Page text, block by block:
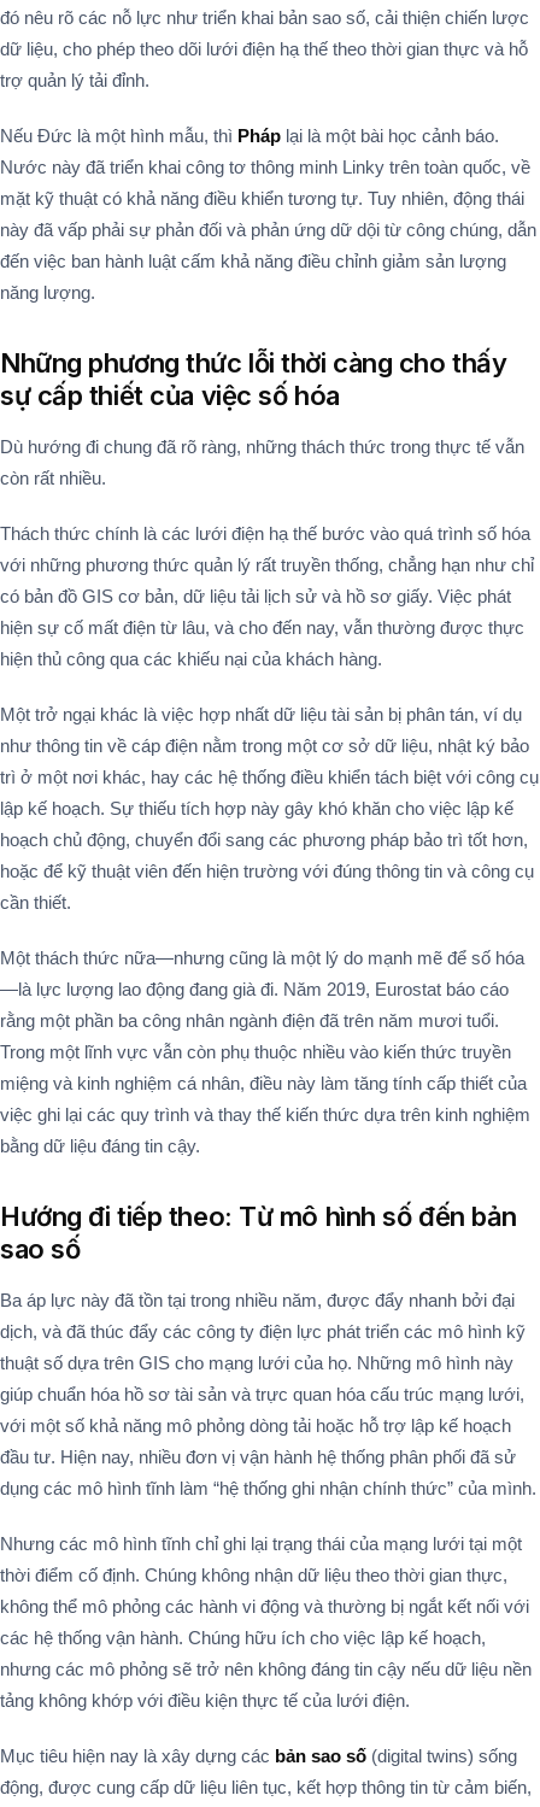
đó nêu rõ các nỗ lực như triển khai bản sao số, cải thiện chiến lược
dữ liệu, cho phép theo dõi lưới điện hạ thế theo thời gian thực và hỗ
trợ quản lý tải đỉnh.
Nếu Đức là một hình mẫu, thì Pháp lại là một bài học cảnh báo.
Nước này đã triển khai công tơ thông minh Linky trên toàn quốc, về
mặt kỹ thuật có khả năng điều khiển tương tự. Tuy nhiên, động thái
này đã vấp phải sự phản đối và phản ứng dữ dội từ công chúng, dẫn
đến việc ban hành luật cấm khả năng điều chỉnh giảm sản lượng
năng lượng.
Những phương thức lỗi thời càng cho thấy
sự cấp thiết của việc số hóa
Dù hướng đi chung đã rõ ràng, những thách thức trong thực tế vẫn
còn rất nhiều.
Thách thức chính là các lưới điện hạ thế bước vào quá trình số hóa
với những phương thức quản lý rất truyền thống, chẳng hạn như chỉ
có bản đồ GIS cơ bản, dữ liệu tải lịch sử và hồ sơ giấy. Việc phát
hiện sự cố mất điện từ lâu, và cho đến nay, vẫn thường được thực
hiện thủ công qua các khiếu nại của khách hàng.
Một trở ngại khác là việc hợp nhất dữ liệu tài sản bị phân tán, ví dụ
như thông tin về cáp điện nằm trong một cơ sở dữ liệu, nhật ký bảo
trì ở một nơi khác, hay các hệ thống điều khiển tách biệt với công cụ
lập kế hoạch. Sự thiếu tích hợp này gây khó khăn cho việc lập kế
hoạch chủ động, chuyển đổi sang các phương pháp bảo trì tốt hơn,
hoặc để kỹ thuật viên đến hiện trường với đúng thông tin và công cụ
cần thiết.
Một thách thức nữa—nhưng cũng là một lý do mạnh mẽ để số hóa
—là lực lượng lao động đang già đi. Năm 2019, Eurostat báo cáo
rằng một phần ba công nhân ngành điện đã trên năm mươi tuổi.
Trong một lĩnh vực vẫn còn phụ thuộc nhiều vào kiến thức truyền
miệng và kinh nghiệm cá nhân, điều này làm tăng tính cấp thiết của
việc ghi lại các quy trình và thay thế kiến thức dựa trên kinh nghiệm
bằng dữ liệu đáng tin cậy.
Hướng đi tiếp theo: Từ mô hình số đến bản
sao số
Ba áp lực này đã tồn tại trong nhiều năm, được đẩy nhanh bởi đại
dịch, và đã thúc đẩy các công ty điện lực phát triển các mô hình kỹ
thuật số dựa trên GIS cho mạng lưới của họ. Những mô hình này
giúp chuẩn hóa hồ sơ tài sản và trực quan hóa cấu trúc mạng lưới,
với một số khả năng mô phỏng dòng tải hoặc hỗ trợ lập kế hoạch
đầu tư. Hiện nay, nhiều đơn vị vận hành hệ thống phân phối đã sử
dụng các mô hình tĩnh làm “hệ thống ghi nhận chính thức” của mình.
Nhưng các mô hình tĩnh chỉ ghi lại trạng thái của mạng lưới tại một
thời điểm cố định. Chúng không nhận dữ liệu theo thời gian thực,
không thể mô phỏng các hành vi động và thường bị ngắt kết nối với
các hệ thống vận hành. Chúng hữu ích cho việc lập kế hoạch,
nhưng các mô phỏng sẽ trở nên không đáng tin cậy nếu dữ liệu nền
tảng không khớp với điều kiện thực tế của lưới điện.
Mục tiêu hiện nay là xây dựng các bản sao số (digital twins) sống
động, được cung cấp dữ liệu liên tục, kết hợp thông tin từ cảm biến,